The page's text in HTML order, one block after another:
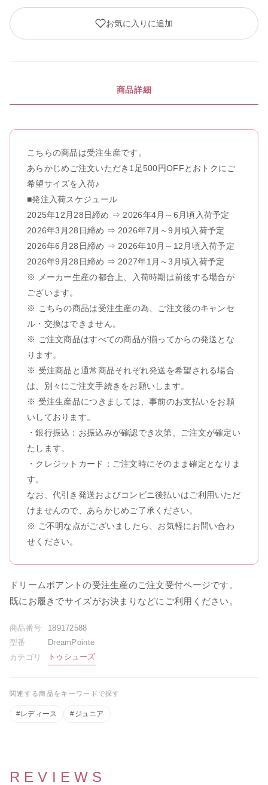
ゼント]バレ
ュリナー
2026.05.01
荷物のお届けに関するお知らせ
2026.04.26
8.5
9
お気に入りに追加
商品詳細
こちらの商品は受注生産です。
あらかじめご注文いただき1足500円OFFとおトクにご
希望サイズを入荷♪
■発注入荷スケジュール
2025年12月28日締め ⇒ 2026年4月～6月頃入荷予定
2026年3月28日締め ⇒ 2026年7月～9月頃入荷予定
2026年6月28日締め ⇒ 2026年10月～12月頃入荷予定
2026年9月28日締め ⇒ 2027年1月～3月頃入荷予定
※ メーカー生産の都合上、入荷時期は前後する場合が
ございます。
※ こちらの商品は受注生産の為、ご注文後のキャンセ
ル・交換はできません。
※ ご注文商品はすべての商品が揃ってからの発送とな
ります。
※ 受注商品と通常商品それぞれ発送を希望される場合
は、別々にご注文手続きをお願いします。
※ 受注生産品につきましては、事前のお支払いをお願
いしております。
・銀行振込：お振込みが確認でき次第、ご注文が確定い
たします。
・クレジットカード：ご注文時にそのまま確定となりま
す。
なお、代引き発送およびコンビニ後払いはご利用いただ
けませんので、あらかじめご了承ください。
※ ご不明な点がございましたら、お気軽にお問い合わ
せください。
ドリームポアントの受注生産のご注文受付ページです。
既にお履きでサイズがお決まりなどにご利用ください。
商品番号
189172588
型番
DreamPointe
カテゴリ
トゥシューズ
関連する商品をキーワードで探す
#レディース #ジュニア
REVIEWS